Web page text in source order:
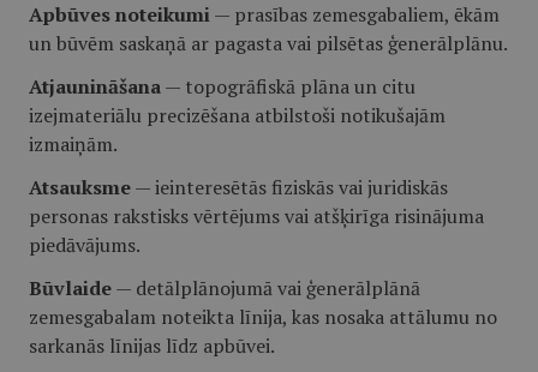
Apbūves noteikumi— prasības zemesgabaliem, ēkām
un būvēm saskaņā ar pagasta vai pilsētas ģenerālplānu.
Atjaunināšana— topogrāfiskā plāna un citu
izejmateriālu precizēšana atbilstoši notikušajām
izmaiņām.
Atsauksme— ieinteresētās fiziskās vai juridiskās
personas rakstisks vērtējums vai atšķirīga risinājuma
piedāvājums.
Būvlaide— detālplānojumā vai ģenerālplānā
zemesgabalam noteikta līnija, kas nosaka attālumu no
sarkanās līnijas līdz apbūvei.